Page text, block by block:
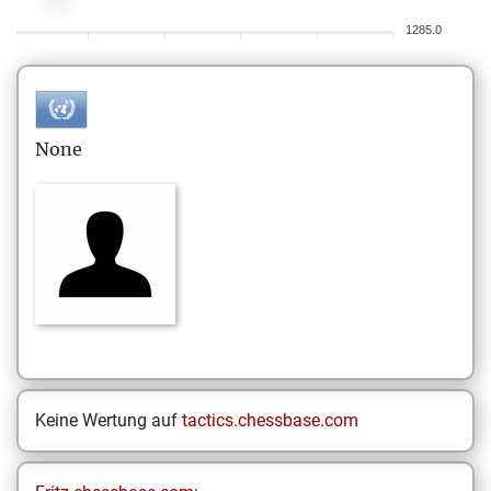
1285.0
None
Keine Wertung auf tactics.chessbase.com